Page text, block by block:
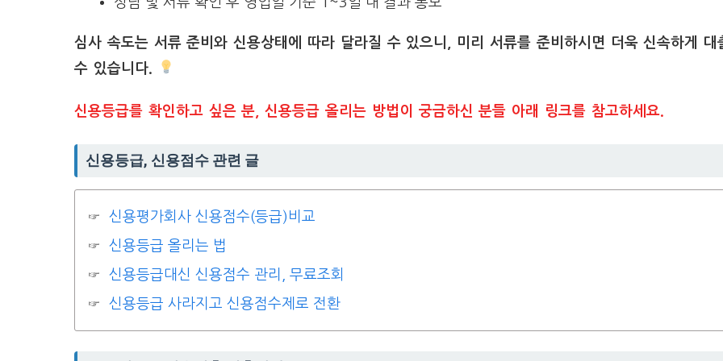
심사 속도는 서류 준비와 신용상태에 따라 달라질 수 있으니, 미리 서류를 준비하시면 더욱 신속하게 대
수 있습니다.
신용등급를 확인하고 싶은 분, 신용등급 올리는 방법이 궁금하신 분들 아래 링크를 참고하세요.
신용등급, 신용점수 관련 글
신용평가회사 신용점수(등급)비교
신용등급 올리는 법
신용등급대신 신용점수 관리, 무료조회
신용등급 사라지고 신용점수제로 전환